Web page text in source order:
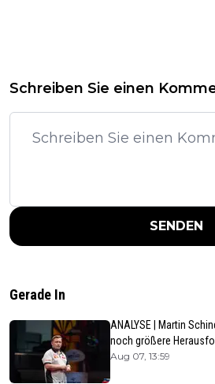
Schreiben Sie einen
SENDEN
Gerade In
ANALYSE | Martin
noch größere
Aug 07, 13:59